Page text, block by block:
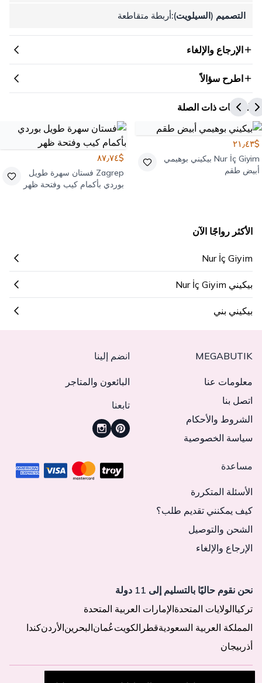
التصميم (السيلويت):أربطة متقاطعة
الإرجاع والإلغاء
اطرح سؤالاً
المنتجات ذات الصلة
$٢١٫٤٣
Nur İç Giyim بيكيني بوهيمي
أبيض طقم
$٨٧٫٧٤
Zagrep فستان سهرة طويل
بوردي بأكمام كيب وفتحة ظهر
الأكثر رواجًا الآن
Nur İç Giyim
بيكيني Nur İç Giyim
بيكيني بني
MEGABUTIK
معلومات عنا
اتصل بنا
الشروط والأحكام
سياسة الخصوصية
انضم إلينا
البائعون والمتاجر
تابعنا
مساعدة
الأسئلة المتكررة
كيف يمكنني تقديم طلب؟
الشحن والتوصيل
الإرجاع والإلغاء
نحن نقوم حاليًا بالتسليم إلى 11 دولة
تركياالولايات المتحدةالإمارات العربية المتحدة
المملكة العربية السعوديةقطر الكويتعُمانالبحرينالأردنكندا
أذربيجان